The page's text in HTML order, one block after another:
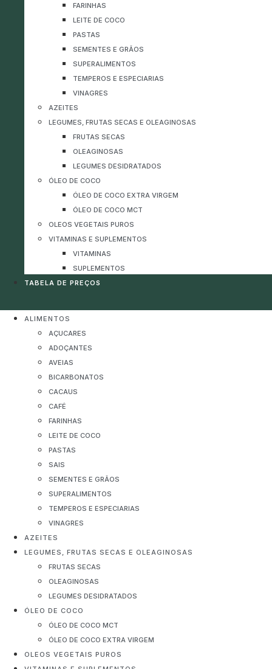
FARINHAS
LEITE DE COCO
PASTAS
SEMENTES E GRÃOS
SUPERALIMENTOS
TEMPEROS E ESPECIARIAS
VINAGRES
AZEITES
LEGUMES, FRUTAS SECAS E OLEAGINOSAS
FRUTAS SECAS
OLEAGINOSAS
LEGUMES DESIDRATADOS
ÓLEO DE COCO
ÓLEO DE COCO EXTRA VIRGEM
ÓLEO DE COCO MCT
OLEOS VEGETAIS PUROS
VITAMINAS E SUPLEMENTOS
VITAMINAS
SUPLEMENTOS
TABELA DE PREÇOS
ALIMENTOS
AÇUCARES
ADOÇANTES
AVEIAS
BICARBONATOS
CACAUS
CAFÉ
FARINHAS
LEITE DE COCO
PASTAS
SAIS
SEMENTES E GRÃOS
SUPERALIMENTOS
TEMPEROS E ESPECIARIAS
VINAGRES
AZEITES
LEGUMES, FRUTAS SECAS E OLEAGINOSAS
FRUTAS SECAS
OLEAGINOSAS
LEGUMES DESIDRATADOS
ÓLEO DE COCO
ÓLEO DE COCO MCT
ÓLEO DE COCO EXTRA VIRGEM
OLEOS VEGETAIS PUROS